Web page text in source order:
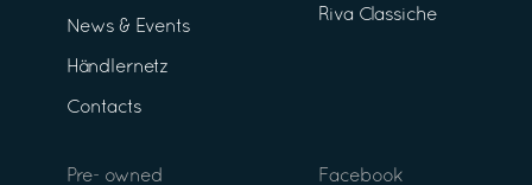
News & Events
Händlernetz
Contacts
Riva Classiche
Pre- owned Facebook